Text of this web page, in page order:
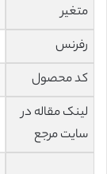
متغیر
رفرنس
کد محصول
لینک مقاله در
سایت مرجع